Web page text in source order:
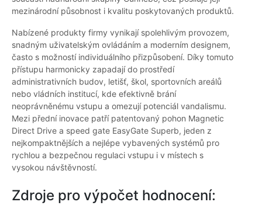
mezinárodní působnost i kvalitu poskytovaných produktů.
Nabízené produkty firmy vynikají spolehlivým provozem,
snadným uživatelským ovládáním a moderním designem,
často s možností individuálního přizpůsobení. Díky tomuto
přístupu harmonicky zapadají do prostředí
administrativních budov, letišť, škol, sportovních areálů
nebo vládních institucí, kde efektivně brání
neoprávněnému vstupu a omezují potenciál vandalismu.
Mezi přední inovace patří patentovaný pohon Magnetic
Direct Drive a speed gate EasyGate Superb, jeden z
nejkompaktnějších a nejlépe vybavených systémů pro
rychlou a bezpečnou regulaci vstupu i v místech s
vysokou návštěvností.
Zdroje pro výpočet hodnocení: